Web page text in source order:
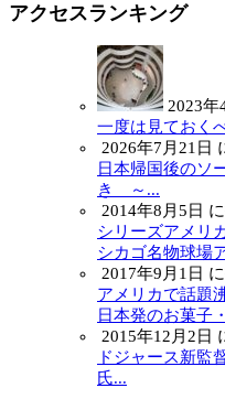
アクセスランキング
2023年
一度は見ておく
2026年7月21日
日本帰国後のソ
き ～...
2014年8月5日
シリーズアメリ
シカゴ名物球場
2017年9月1日
アメリカで話題
日本発のお菓子
2015年12月2日
ドジャース新監
氏...